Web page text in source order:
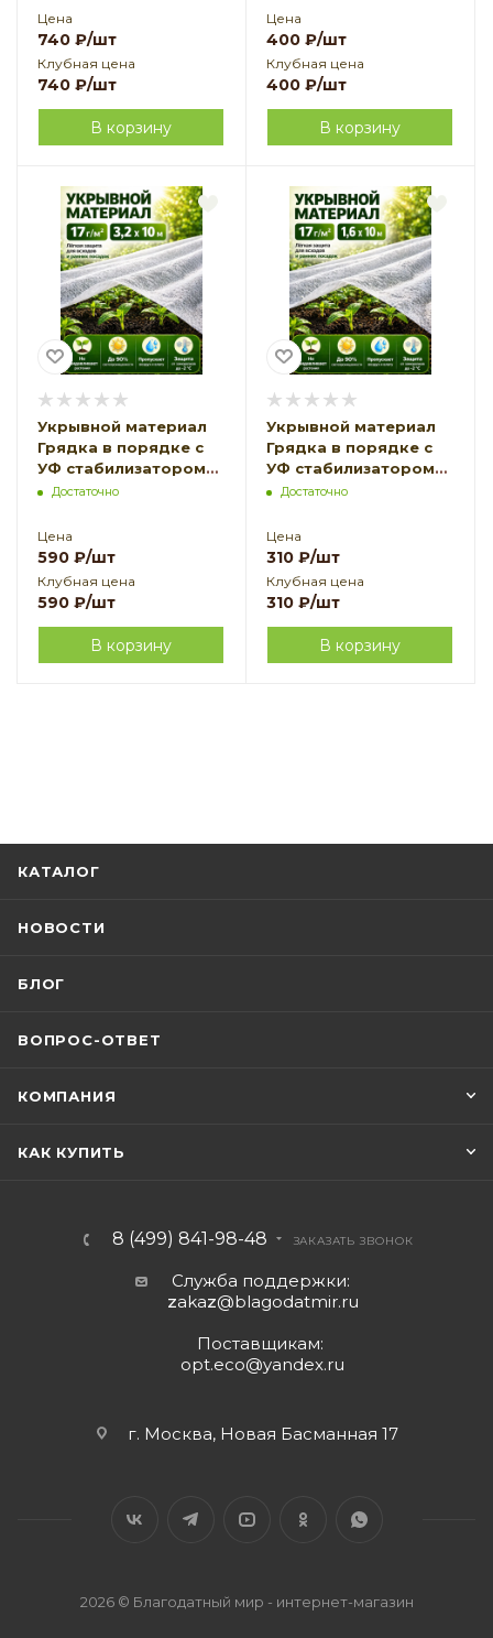
Земледелие
Цена
740 ₽/шт
Клубная цена
740 ₽/шт
В корзину
Земледелие
Цена
400 ₽/шт
Клубная цена
400 ₽/шт
В корзину
Укрывной материал
Грядка в порядке с
УФ стабилизатором
белый 17 г/м2, 3,2 х 10
Земледелие
Достаточно
Цена
590 ₽/шт
Клубная цена
590 ₽/шт
В корзину
Укрывной материал
Грядка в порядке с
УФ стабилизатором
белый 17 г/м2, 1,6 х 10
Земледелие
Достаточно
Цена
310 ₽/шт
Клубная цена
310 ₽/шт
В корзину
КАТАЛОГ
НОВОСТИ
БЛОГ
ВОПРОС-ОТВЕТ
КОМПАНИЯ
КАК КУПИТЬ
8 (499) 841-98-48 ЗАКАЗАТЬ ЗВОНОК
Служба поддержки:
zakaz@blagodatmir.ru
Поставщикам:
opt.eco@yandex.ru
г. Москва, Новая Басманная 17
2026 © Благодатный мир - интернет-магазин